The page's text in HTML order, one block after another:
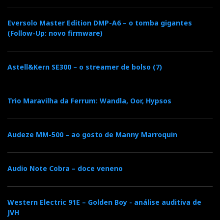
um trio de McIntosh MC601.
O resultado é o que se ouve aqui, com a ressalva de
Eversolo Master Edition DMP-A6 – o tomba gigantes
(Follow-Up: novo firmware)
Astell&Kern SE300 – o streamer de bolso (7)
Trio Maravilha da Ferrum: Wandla, Oor, Hypsos
Audeze MM-500 – ao gosto de Manny Marroquin
Audio Note Cobra – doce veneno
Western Electric 91E – Golden Boy - análise auditiva de
JVH